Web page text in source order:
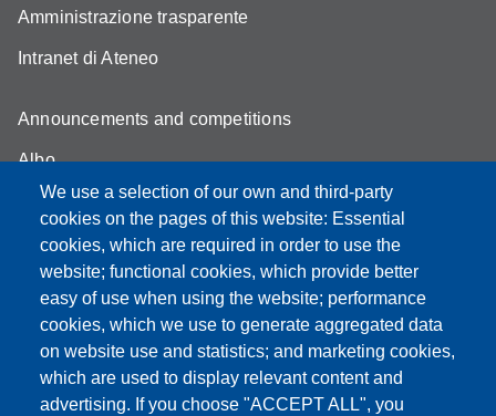
We use a selection of our own and third-party
cookies on the pages of this website: Essential
cookies, which are required in order to use the
website; functional cookies, which provide better
easy of use when using the website; performance
cookies, which we use to generate aggregated data
on website use and statistics; and marketing cookies,
which are used to display relevant content and
advertising. If you choose "ACCEPT ALL", you
Amministrazione trasparente
Intranet di Ateneo
Announcements and competitions
Albo
Online teaching mode
Student secretariat
Quality Assurance
Partita IVA: 00427620364